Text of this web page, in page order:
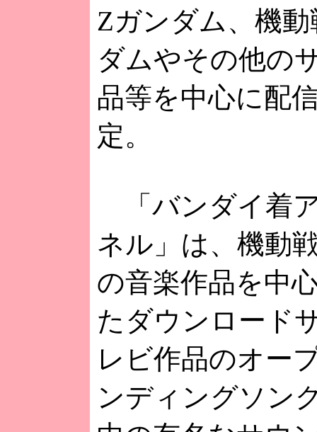
Zガンダム、機
ダムやその他の
品等を中心に配
定。
「バンダイ着
ネル」は、機動
の音楽作品を中
たダウンロード
レビ作品のオー
ンディングソン